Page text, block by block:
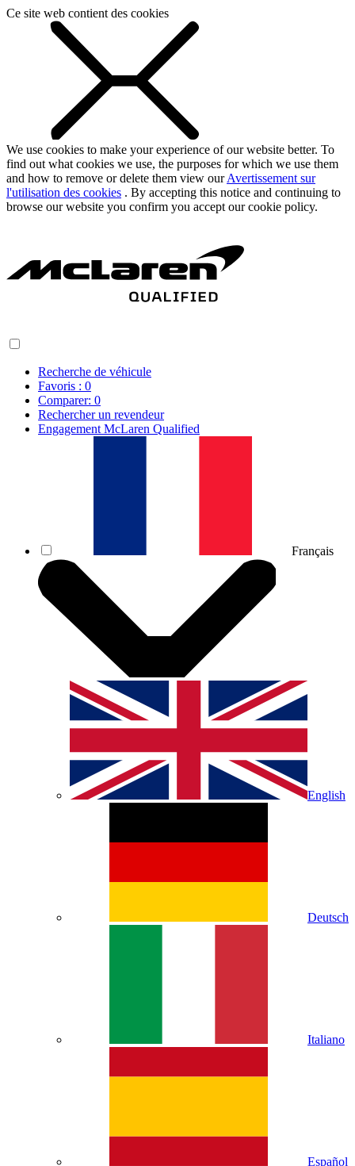
Ce site web contient des cookies
We use cookies to make your experience of our website better. To
find out what cookies we use, the purposes for which we use them
and how to remove or delete them view ourAvertissement sur
l'utilisation des cookies . By accepting this notice and continuing to
browse our website you confirm you accept our cookie policy.
Recherche de véhicule
Favoris : 0
Comparer: 0
Rechercher un revendeur
Engagement McLaren Qualified
Français
English
Deutsch
Italiano
Español